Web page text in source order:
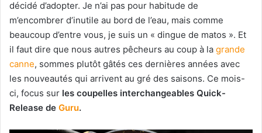
décidé d’adopter. Je n’ai pas pour habitude de
m’encombrer d’inutile au bord de l’eau, mais comme
beaucoup d’entre vous, je suis un « dingue de matos ». Et
il faut dire que nous autres pêcheurs au coup à la grande
canne, sommes plutôt gâtés ces dernières années avec
les nouveautés qui arrivent au gré des saisons. Ce mois-
ci, focus sur les coupelles interchangeables Quick-
Release de Guru.